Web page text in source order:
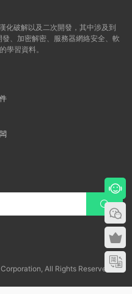
化破解以及二次開發，其中涉及到
、加密解密、服務器網絡安全、軟
學習資料。
All Rights Reserved